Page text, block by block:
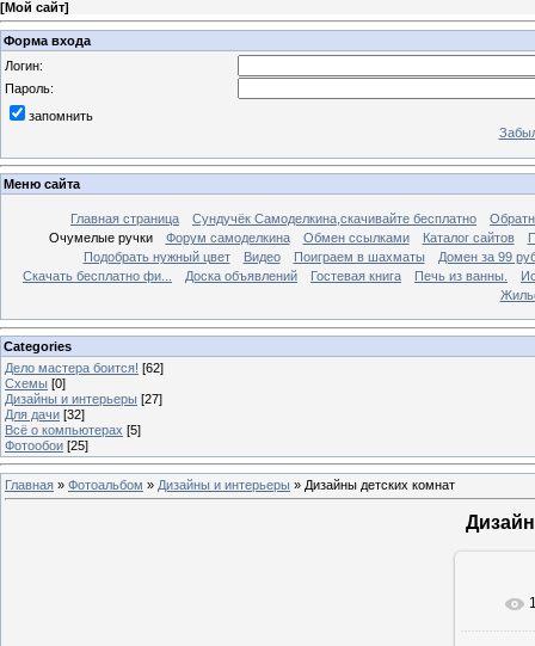
[Мой сайт]
Форма входа
Логин:
Пароль:
запомнить
Меню сайта
Главная страница Сундучёк Самоделкина,скачивайте бесплатно
Очумелые ручки
Форум самоделкина Обмен ссылками Каталог сайтов
Подобрать нужный цвет
Видео Поиграем в шахматы
Домен за 99
Скачать бесплатно фи...
Доска объявлений Гостевая книга Печь из ванны.
Categories
Дело мастера боится! [62]
Схемы [0]
Дизайны и интерьеры [27]
Для дачи [32]
Всё о компьютерах [5]
Фотообои [25]
Главная » Фотоальбом » Дизайны и интерьеры » Дизайны детских комнат
В